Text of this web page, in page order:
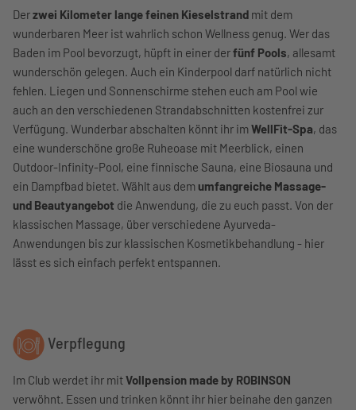
Derzwei Kilometer lange feinen Kieselstrand mit dem
wunderbaren Meer ist wahrlich schon Wellness genug. Wer das
Baden im Pool bevorzugt, hüpft in einer derfünf Pools, allesamt
wunderschön gelegen. Auch ein Kinderpool darf natürlich nicht
fehlen. Liegen und Sonnenschirme stehen euch am Pool wie
auch an den verschiedenen Strandabschnitten kostenfrei zur
Verfügung. Wunderbar abschalten könnt ihr imWellFit-Spa, das
eine wunderschöne große Ruheoase mit Meerblick, einen
Outdoor-Infinity-Pool, eine finnische Sauna, eine Biosauna und
ein Dampfbad bietet. Wählt aus dem umfangreiche Massage-
und Beautyangebot die Anwendung, die zu euch passt. Von der
klassischen Massage, über verschiedene Ayurveda-
Anwendungen bis zur klassischen Kosmetikbehandlung - hier
lässt es sich einfach perfekt entspannen.
Verpflegung
Im Club werdet ihr mitVollpension made by ROBINSON
verwöhnt. Essen und trinken könnt ihr hier beinahe den ganzen